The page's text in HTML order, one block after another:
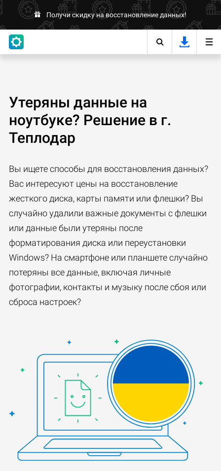
Получи скидку на восстановление данных!
Утеряны данные на
ноутбуке? Решение в г.
Теплодар
Вы ищете способы для восстановления данных?
Вас интересуют цены на восстановление
жесткого диска, карты памяти или флешки? Вы
случайно удалили важные документы с флешки
или данные были утеряны после
форматирования диска или переустановки
Windows? На смартфоне или планшете случайно
потеряны все данные, включая личные
фотографии, контакты и музыку после сбоя или
сброса настроек?